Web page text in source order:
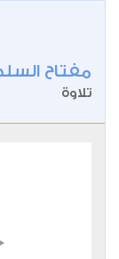
مفتاح
تلاوة